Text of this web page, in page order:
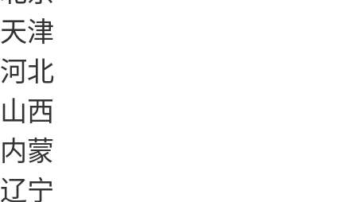
天津
河北
山西
内蒙
辽宁